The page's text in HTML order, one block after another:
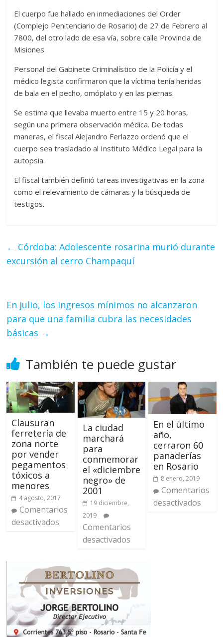
El cuerpo fue hallado en inmediaciones del Order
(Complejo Penitenciario de Rosario) de 27 de Febrero al
7800, del otro lado de esa vía, sobre calle Provincia de
Misiones.
Personal del Gabinete Criminalístico de la Policía y el
médico legista confirmaron que la víctima tenía heridas
de bala en el pecho, omóplato y en las piernas.
Se estima que llevaba muerto entre 15 y 20 horas,
según una primera observación médica. De todas
maneras, el fiscal Alejandro Ferlazzo ordenó que el
cuerpo sea trasladado al Instituto Médico Legal para la
autopsia.
El fiscal también definió tareas investigativas en la zona
como el relevamiento de cámaras y la búsqueda de
testigos.
← Córdoba: Adolescente rosarina murió durante
excursión al cerro Champaquí
En julio, los ingresos mínimos no alcanzaron
para que una familia cubra las necesidades
básicas →
También te puede gustar
Clausuran
ferretería de
zona norte
por vender
pegamentos
tóxicos a
menores
4 agosto, 2017
Comentarios
desactivados
La ciudad
marchará
para
conmemorar
el «diciembre
negro» de
2001
19 diciembre,
2019
Comentarios
desactivados
En el último
año,
cerraron 60
panaderías
en Rosario
8 enero, 2019
Comentarios
desactivados